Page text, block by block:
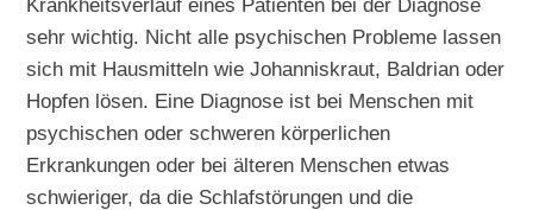
sehr wichtig. Nicht alle psychischen Probleme lassen
sich mit Hausmitteln wie Johanniskraut, Baldrian oder
Hopfen lösen. Eine Diagnose ist bei Menschen mit
psychischen oder schweren körperlichen
Erkrankungen oder bei älteren Menschen etwas
schwieriger, da die Schlafstörungen und die